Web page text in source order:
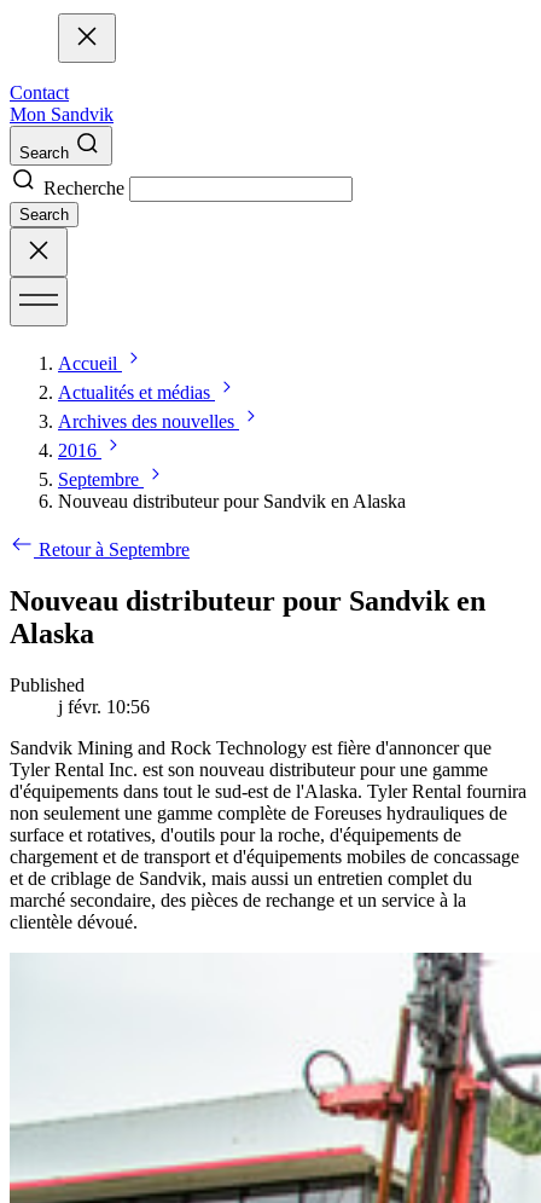
Contact
Mon Sandvik
Search
Recherche
Search
Accueil
Actualités et médias
Archives des nouvelles
2016
Septembre
Nouveau distributeur pour Sandvik en Alaska
Retour à Septembre
Nouveau distributeur pour Sandvik en
Alaska
Published
j févr. 10:56
Sandvik Mining and Rock Technology est fière d'annoncer que
Tyler Rental Inc. est son nouveau distributeur pour une gamme
d'équipements dans tout le sud-est de l'Alaska. Tyler Rental fournira
non seulement une gamme complète de Foreuses hydrauliques de
surface et rotatives, d'outils pour la roche, d'équipements de
chargement et de transport et d'équipements mobiles de concassage
et de criblage de Sandvik, mais aussi un entretien complet du
marché secondaire, des pièces de rechange et un service à la
clientèle dévoué.